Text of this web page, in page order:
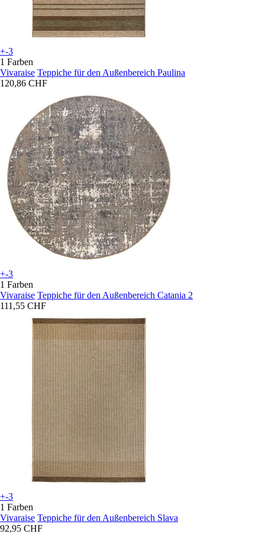
+-3
1 Farben
Vivaraise Teppiche für den Außenbereich Paulina
120,86 CHF
+-3
1 Farben
Vivaraise Teppiche für den Außenbereich Catania 2
111,55 CHF
+-3
1 Farben
Vivaraise Teppiche für den Außenbereich Slava
92,95 CHF